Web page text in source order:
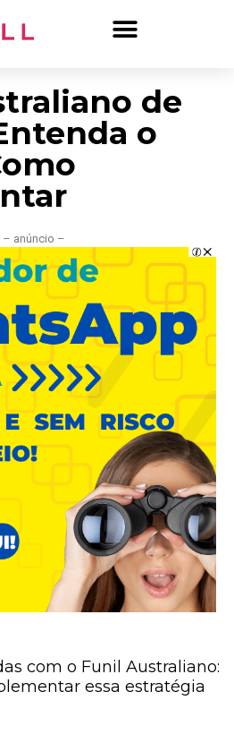
de
o
– anúncio –
com o Funil Australiano:
essa estratégia